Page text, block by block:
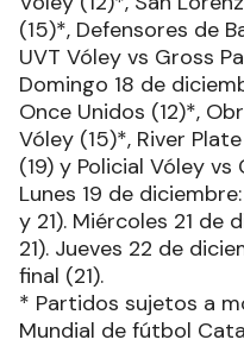
(15)*, Defensores de
UVT Vóley vs Gross
Domingo 18 de
Once Unidos (12)*,
Vóley (15)*, River
(19) y Policial Vóley vs
Lunes 19 de
y 21). Miércoles 21 de
21). Jueves 22 de
final (21).
* Partidos sujetos a
Mundial de fútbol